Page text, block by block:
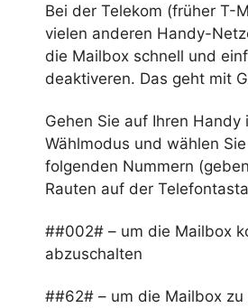
Bei der Telekom (früher T-
vielen anderen Handy-
die Mailbox schnell und
deaktiveren. Das geht mit
Gehen Sie auf Ihren Handy
Wählmodus und wählen
folgenden Nummern
Rauten auf der
##002# – um die Mailbox
abzuschalten
##62# – um die Mailbox zu